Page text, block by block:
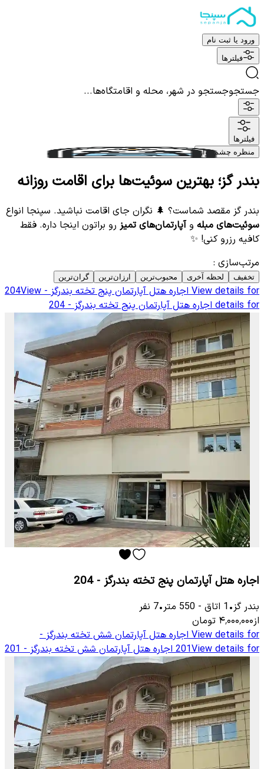
ورود یا ثبت نام
فیلترها
جستجوجستجو در شهر، محله و اقامتگاه‌ها...
فیلترها
منظره چشم نواز
بندر گز؛ بهترین سوئیت‌ها برای اقامت روزانه
بندر گز مقصد شماست؟ 🌲 نگران جای اقامت نباشید. سپنجا انواع
سوئیت‌های مبله وآپارتمان‌های تمیز رو براتون اینجا داره. فقط
کافیه رزرو کنی! ✨
مرتب‌سازی :
تخفیف لحظه آخری محبوب‌ترین ارزان‌ترین گران‌ترین
View details for اجاره هتل آپارتمان پنج تخته بندرگز - 204View
details for اجاره هتل آپارتمان پنج تخته بندرگز - 204
اجاره هتل آپارتمان پنج تخته بندرگز - 204
بندر گز•
1 اتاق -
550 متر•
7 نفر
از۴٬۰۰۰٬۰۰۰ تومان
View details for اجاره هتل آپارتمان شش تخته بندرگز -
201View details for اجاره هتل آپارتمان شش تخته بندرگز - 201